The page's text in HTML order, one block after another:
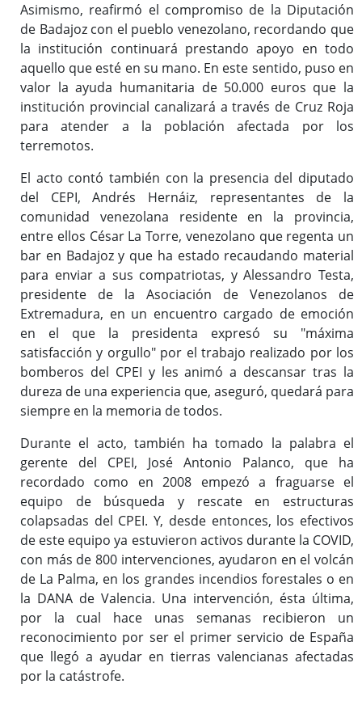
Asimismo, reafirmó el compromiso de la Diputación
de Badajoz con el pueblo venezolano, recordando que
la institución continuará prestando apoyo en todo
aquello que esté en su mano. En este sentido, puso en
valor la ayuda humanitaria de 50.000 euros que la
institución provincial canalizará a través de Cruz Roja
para atender a la población afectada por los
terremotos.
El acto contó también con la presencia del diputado
del CEPI, Andrés Hernáiz, representantes de la
comunidad venezolana residente en la provincia,
entre ellos César La Torre, venezolano que regenta un
bar en Badajoz y que ha estado recaudando material
para enviar a sus compatriotas, y Alessandro Testa,
presidente de la Asociación de Venezolanos de
Extremadura, en un encuentro cargado de emoción
en el que la presidenta expresó su "máxima
satisfacción y orgullo" por el trabajo realizado por los
bomberos del CPEI y les animó a descansar tras la
dureza de una experiencia que, aseguró, quedará para
siempre en la memoria de todos.
Durante el acto, también ha tomado la palabra el
gerente del CPEI, José Antonio Palanco, que ha
recordado como en 2008 empezó a fraguarse el
equipo de búsqueda y rescate en estructuras
colapsadas del CPEI. Y, desde entonces, los efectivos
de este equipo ya estuvieron activos durante la COVID,
con más de 800 intervenciones, ayudaron en el volcán
de La Palma, en los grandes incendios forestales o en
la DANA de Valencia. Una intervención, ésta última,
por la cual hace unas semanas recibieron un
reconocimiento por ser el primer servicio de España
que llegó a ayudar en tierras valencianas afectadas
por la catástrofe.